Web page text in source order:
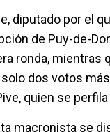
diputado por el
de Puy-de-
ronda, mientras
solo dos votos
quien se
macronista se